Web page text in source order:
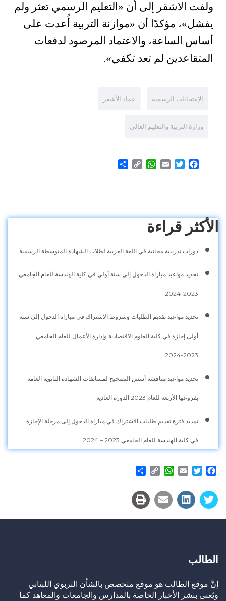
ولفت الاشقر إلى أن «التعليم الرسمي تعثر ولم
يفشل»، مؤكدًا أن «موازنة التربية أُعدت على
أساس الساعة، والاعتماد المرصود لدفعات
المتقاعدين لم تعد تكفي».
الإمتحانات الرسمية عماد الأشقر
وزارة التربية والتعليم العالي
Facebook
Twitter
Email
WhatsApp
Copy
الأكثر قراءة
دورات تدريبية مجانية في اللغة العربية لطلاب الشهادة المتوسطة الرسمية
تحديد مواعيد مباراة الدخول إلى سنة أولى في كلية الهندسة للعام الجامعي
2023-2024
تحديد مواعيد تقديم الطلبات وشروط الاشتراك في مباراة الدخول إلى سنة
أولى إجازة في كلية العلوم الاقتصادية وإدارة الأعمال للعام الجامعي
2023-2024
تحديد مواعيد مناقشة أسس التصحيح لمسابقات الشهادة الثانوية العامة
بفروعها الأربعة للعام 2023 الدورة العادية
تمديد فترة تقديم طلبات الاشتراك في مباراة الدخول إلى مرحلة الإجازة
في كلية الهندسة للعام الجامعي 2023 – 2024
Facebook
Twitter
Email
WhatsApp
Copy
الطالب
إنَّ موقع الطالب هو موقع متخصص بالشأن التربوي اللبناني
ويُعنى بنشر الأخبار الخاصة بالمدارس والجامعات والمعاهد كما